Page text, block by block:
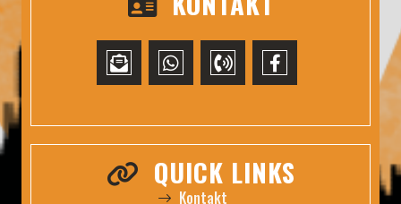
QUICK LINKS
Kontakt